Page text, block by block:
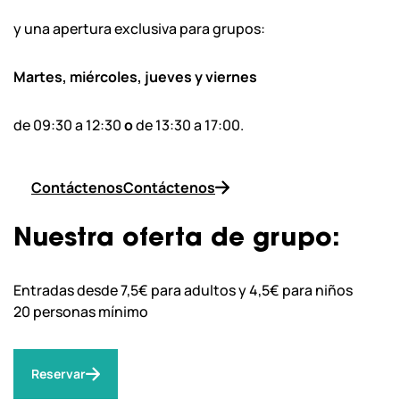
y una apertura exclusiva para grupos:
Martes, miércoles, jueves y viernes
de 09:30 a 12:30ode 13:30 a 17:00.
ContáctenosContáctenos
Nuestra oferta de grupo:
Entradas desde 7,5€ para adultos y 4,5€ para niños
20 personas mínimo
Reservar